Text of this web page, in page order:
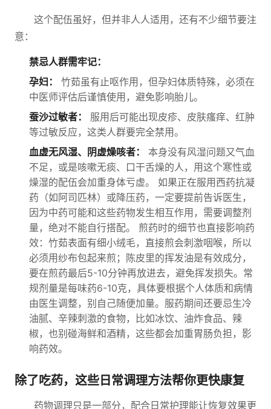
这个配伍虽好，但并非人人适用，还有不少细节要注
意：
禁忌人群需牢记：
孕妇：
竹茹虽有止呕作用，但孕妇体质特殊，必须在
中医师评估后谨慎使用，避免影响胎儿。
蚕沙过敏者：
服用后可能出现皮疹、皮肤瘙痒、红肿
等过敏反应，这类人群要完全禁用。
血虚无风湿、阴虚燥咳者：
本身没有风湿问题又气血
不足，或是咳嗽无痰、口干舌燥的人，用这个寒性或
燥湿的配伍会加重身体亏虚。 如果正在服用西药抗凝
药（如阿司匹林）或降压药，一定要提前告诉医生，
因为中药可能和这些药物发生相互作用，需要调整剂
量，绝对不能自行搭配。 煎药时的细节也直接影响药
效：竹茹表面有细小绒毛，直接煎会刺激咽喉，所以
必须用纱布包起来煎；陈皮里的挥发油是有效成分，
要在煎药最后5-10分钟再放进去，避免挥发损失。常
规剂量是每味药6-10克，具体要根据个人体质和病情
由医生调整，别自己随便加量。服药期间还要忌生冷
油腻、辛辣刺激的食物，比如冰饮、油炸食品、辣
椒，也别碰海鲜和酒精，这些都会加重胃肠负担，影
响药效。
除了吃药，这些日常调理方法帮你更快康复
药物调理只是一部分，配合日常护理能让恢复效果更